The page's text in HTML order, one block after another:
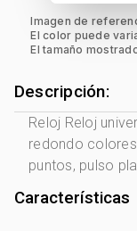
Imagen de
El color puede
El tamaño
Descripción:
Reloj Reloj
redondo
puntos, pulso
Características